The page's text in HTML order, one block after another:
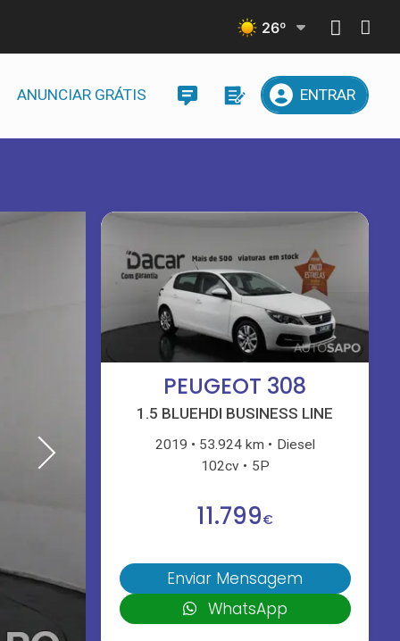
26º
ANUNCIAR GRÁTIS ENTRAR
PEUGEOT 308
1.5 BLUEHDI BUSINESS LINE
2019 53.924 km
Diesel
102cv
5P
11.799€
Enviar Mensagem
WhatsApp